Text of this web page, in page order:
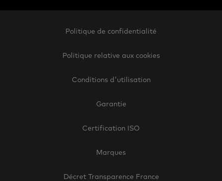
Politique de confidentialité
Politique relative aux cookies
Conditions d'utilisation
Garantie
Certification ISO
Marques
Décret Transparence France